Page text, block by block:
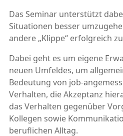
Das Seminar unterstützt
Situationen besser
andere „Klippe“ erfolgreich
Dabei geht es um eigene
neuen Umfeldes, um
Bedeutung von job-
Verhalten, die Akzeptanz
das Verhalten gegenüber
Kollegen sowie
beruflichen Alltag.